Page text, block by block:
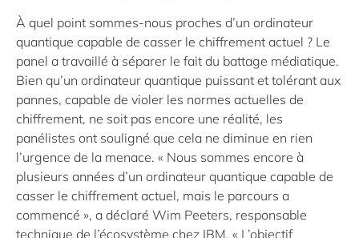
À quel point sommes-nous proches d’un ordinateur
quantique capable de casser le chiffrement actuel ? Le
panel a travaillé à séparer le fait du battage médiatique.
Bien qu’un ordinateur quantique puissant et tolérant aux
pannes, capable de violer les normes actuelles de
chiffrement, ne soit pas encore une réalité, les
panélistes ont souligné que cela ne diminue en rien
l’urgence de la menace. « Nous sommes encore à
plusieurs années d’un ordinateur quantique capable de
casser le chiffrement actuel, mais le parcours a
commencé », a déclaré Wim Peeters, responsable
technique de l’écosystème chez IBM. « L’objectif